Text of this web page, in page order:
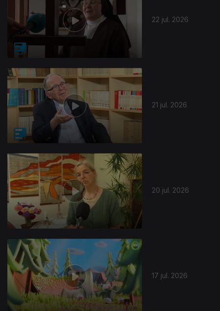
22 jul. 2026
21 jul. 2026
20 jul. 2026
17 jul. 2026